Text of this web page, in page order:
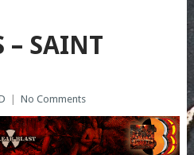
– SAINT
No Comments